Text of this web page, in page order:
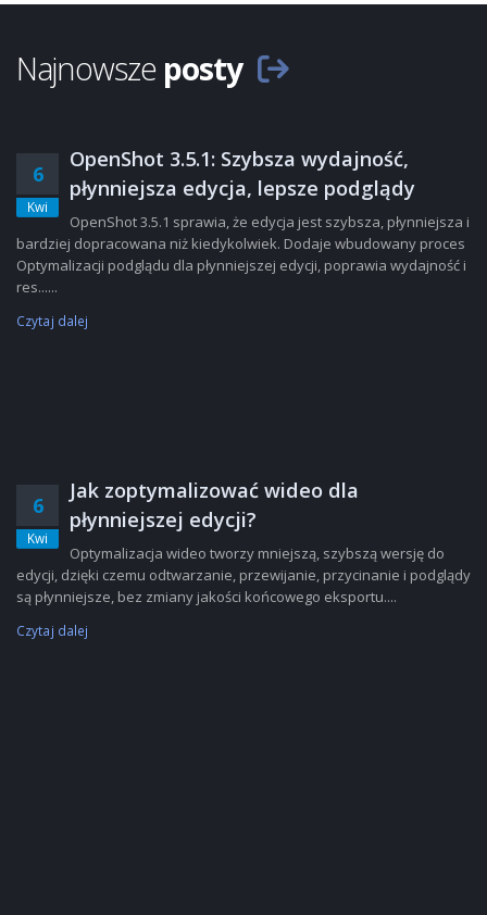
Najnowsze posty
6
Kwi
OpenShot 3.5.1: Szybsza wydajność,
płynniejsza edycja, lepsze podglądy
OpenShot 3.5.1 sprawia, że edycja jest szybsza, płynniejsza i
bardziej dopracowana niż kiedykolwiek. Dodaje wbudowany proces
Optymalizacji podglądu dla płynniejszej edycji, poprawia wydajność i
res......
Czytaj dalej
6
Kwi
Jak zoptymalizować wideo dla
płynniejszej edycji?
Optymalizacja wideo tworzy mniejszą, szybszą wersję do
edycji, dzięki czemu odtwarzanie, przewijanie, przycinanie i podglądy
są płynniejsze, bez zmiany jakości końcowego eksportu....
Czytaj dalej